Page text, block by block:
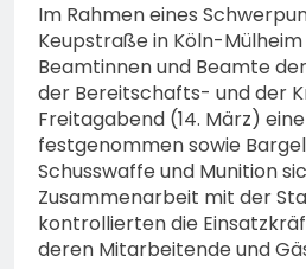
Im Rahmen eines
Keupstraße in Köln-
Beamtinnen und Beamte
der Bereitschafts- und der
Freitagabend (14. März)
festgenommen sowie
Schusswaffe und Munition
Zusammenarbeit mit der
kontrollierten die
deren Mitarbeitende und